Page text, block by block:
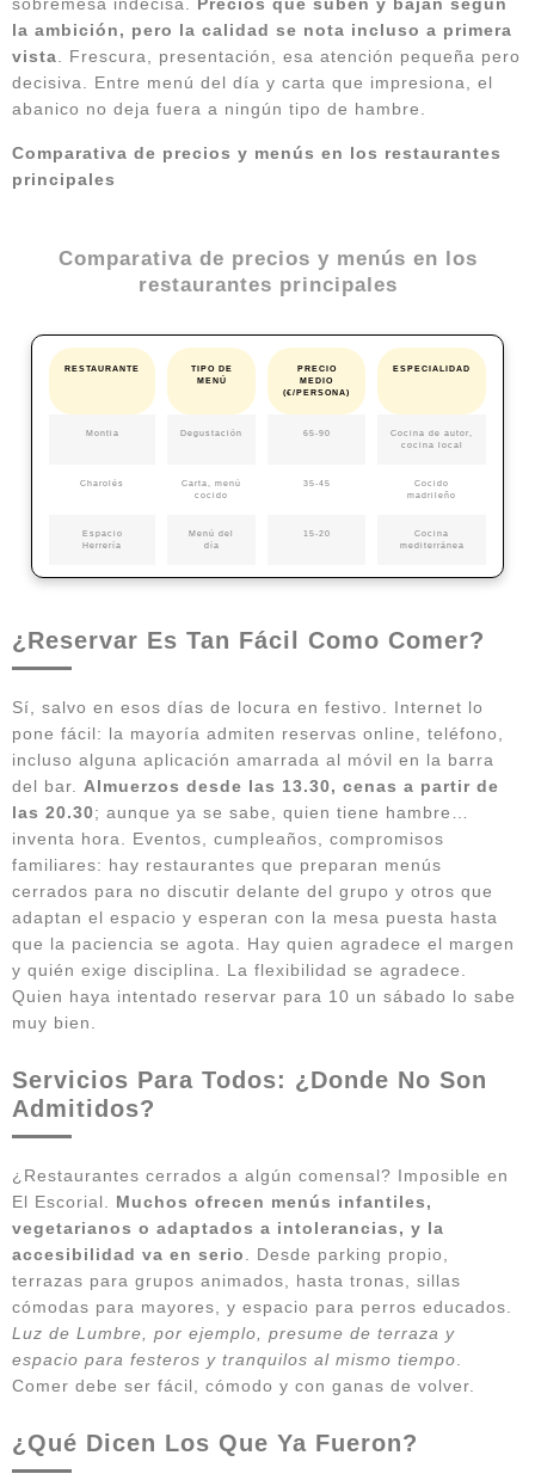
la ambición, pero la calidad se nota incluso a primera
vista . Frescura, presentación, esa atención pequeña pero
decisiva. Entre menú del día y carta que impresiona, el
abanico no deja fuera a ningún tipo de hambre.
Comparativa de precios y menús en los restaurantes
principales
Comparativa de precios y menús en los
restaurantes principales
RESTAURANTE
TIPO DE
MENÚ
PRECIO
MEDIO
(€/PERSONA)
ESPECIALIDAD
Montia Degustación 65-90
Cocina de autor,
cocina local
Charolés
Carta, menú
cocido
35-45
Cocido
madrileño
Espacio
Herrería
Menú del
día
15-20
Cocina
mediterránea
¿Reservar Es Tan Fácil Como Comer?
Sí, salvo en esos días de locura en festivo. Internet lo
pone fácil: la mayoría admiten reservas online, teléfono,
incluso alguna aplicación amarrada al móvil en la barra
del bar. Almuerzos desde las 13.30, cenas a partir de
las 20.30; aunque ya se sabe, quien tiene hambre…
inventa hora. Eventos, cumpleaños, compromisos
familiares: hay restaurantes que preparan menús
cerrados para no discutir delante del grupo y otros que
adaptan el espacio y esperan con la mesa puesta hasta
que la paciencia se agota. Hay quien agradece el margen
y quién exige disciplina. La flexibilidad se agradece.
Quien haya intentado reservar para 10 un sábado lo sabe
muy bien.
Servicios Para Todos: ¿Donde No Son
Admitidos?
¿Restaurantes cerrados a algún comensal? Imposible en
El Escorial. Muchos ofrecen menús infantiles,
vegetarianos o adaptados a intolerancias, y la
accesibilidad va en serio
. Desde parking propio,
terrazas para grupos animados, hasta tronas, sillas
cómodas para mayores, y espacio para perros educados.
Luz de Lumbre, por ejemplo, presume de terraza y
espacio para festeros y tranquilos al mismo tiempo
Comer debe ser fácil, cómodo y con ganas de volver.
¿Qué Dicen Los Que Ya Fueron?